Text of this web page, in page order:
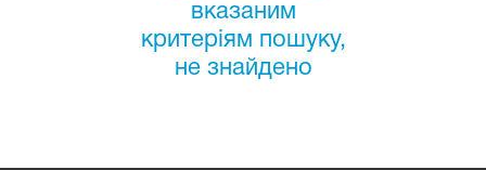
вказаним
критеріям пошуку,
не знайдено